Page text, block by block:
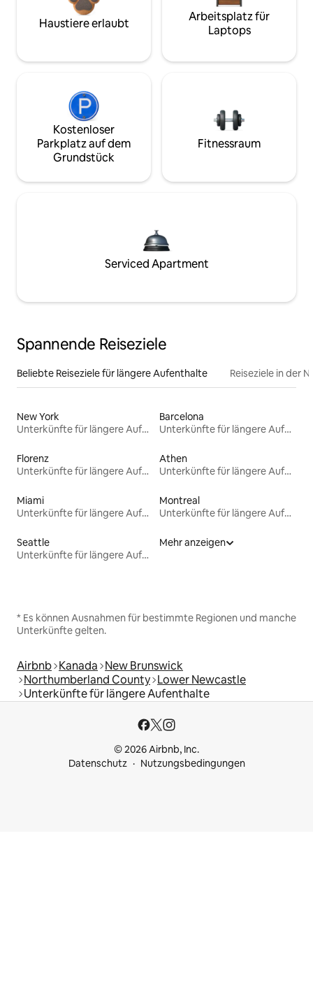
Haustiere erlaubt
Arbeitsplatz für
Laptops
Kostenloser
Parkplatz auf dem
Grundstück
Fitnessraum
Serviced Apartment
Spannende Reiseziele
Beliebte Reiseziele für längere Aufenthalte Reiseziele in der
New York
Unterkünfte für längere Aufenthalte
Barcelona
Unterkünfte für längere Aufenthalte
Florenz
Unterkünfte für längere Aufenthalte
Athen
Unterkünfte für längere Aufenthalte
Miami
Unterkünfte für längere Aufenthalte
Montreal
Unterkünfte für längere Aufenthalte
Seattle
Unterkünfte für längere Aufenthalte
Mehr anzeigen
* Es können Ausnahmen für bestimmte Regionen und manche
Unterkünfte gelten.
Airbnb Kanada New Brunswick
Northumberland County Lower Newcastle
Unterkünfte für längere Aufenthalte
© 2026 Airbnb, Inc.
Datenschutz
Nutzungsbedingungen